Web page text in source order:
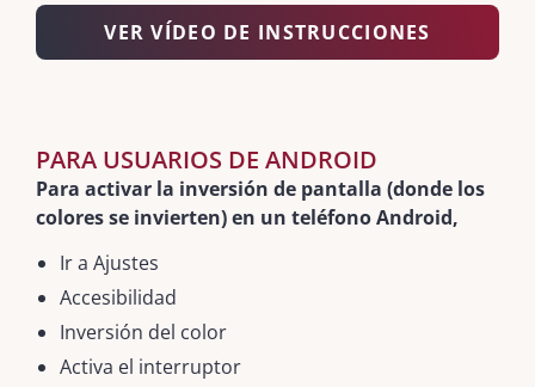
VER VÍDEO DE INSTRUCCIONES
PARA USUARIOS DE ANDROID
Para activar la inversión de pantalla (donde los
colores se invierten) en un teléfono Android,
Ir a Ajustes
Accesibilidad
Inversión del color
Activa el interruptor